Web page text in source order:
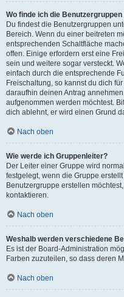
Wo finde ich die
Du findest die Benutzergruppen
Bereich. Wenn du einer beitreten
entsprechenden Schaltfläche
offen. Einige erfordern erst eine
sein und weitere sogar versteckt.
einfach durch die entsprechende
Freischaltung, so kannst du dich
daraufhin deinen Antrag
aufgenommen werden möchtest.
dich ablehnt, er wird einen Grund
Nach oben
Wie werde ich Gruppenleiter?
Der Leiter einer Gruppe wird
festgelegt, wenn die Gruppe
Benutzergruppe erstellen
kontaktieren.
Nach oben
Weshalb werden verschiedene
Es ist der Board-Administration
Farben zuzuteilen, so dass deren
Nach oben